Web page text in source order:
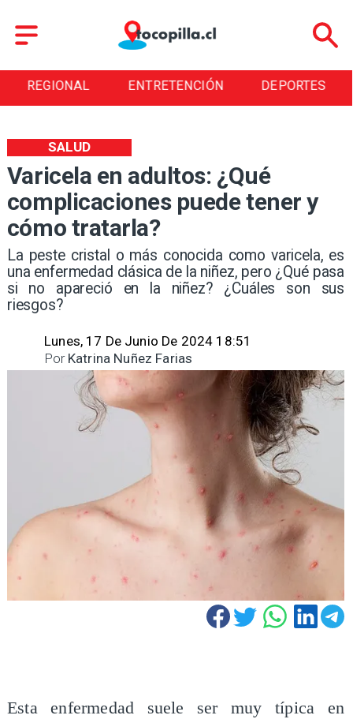
REGIONAL ENTRETENCIÓN DEPORTES
Varicela en adultos: ¿Qué
complicaciones puede tener y
cómo tratarla?
La peste cristal o más conocida como varicela, es
una enfermedad clásica de la niñez, pero ¿Qué pasa
si no apareció en la niñez? ¿Cuáles son sus
riesgos?
SALUD
Lunes, 17 De Junio De 2024 18:51
Katrina Nuñez Farias
Por
Esta enfermedad suele ser muy típica en